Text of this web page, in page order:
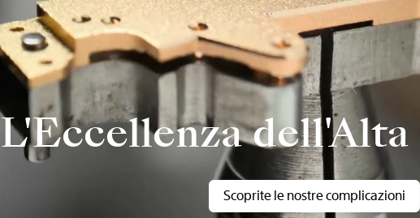
L'Eccellenza
Scoprite le nostre complicazioni